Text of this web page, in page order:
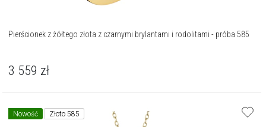
Pierścionek z żółtego złota z czarnymi brylantami i rodolitami - próba 585
3 559 zł
Nowość Złoto 585